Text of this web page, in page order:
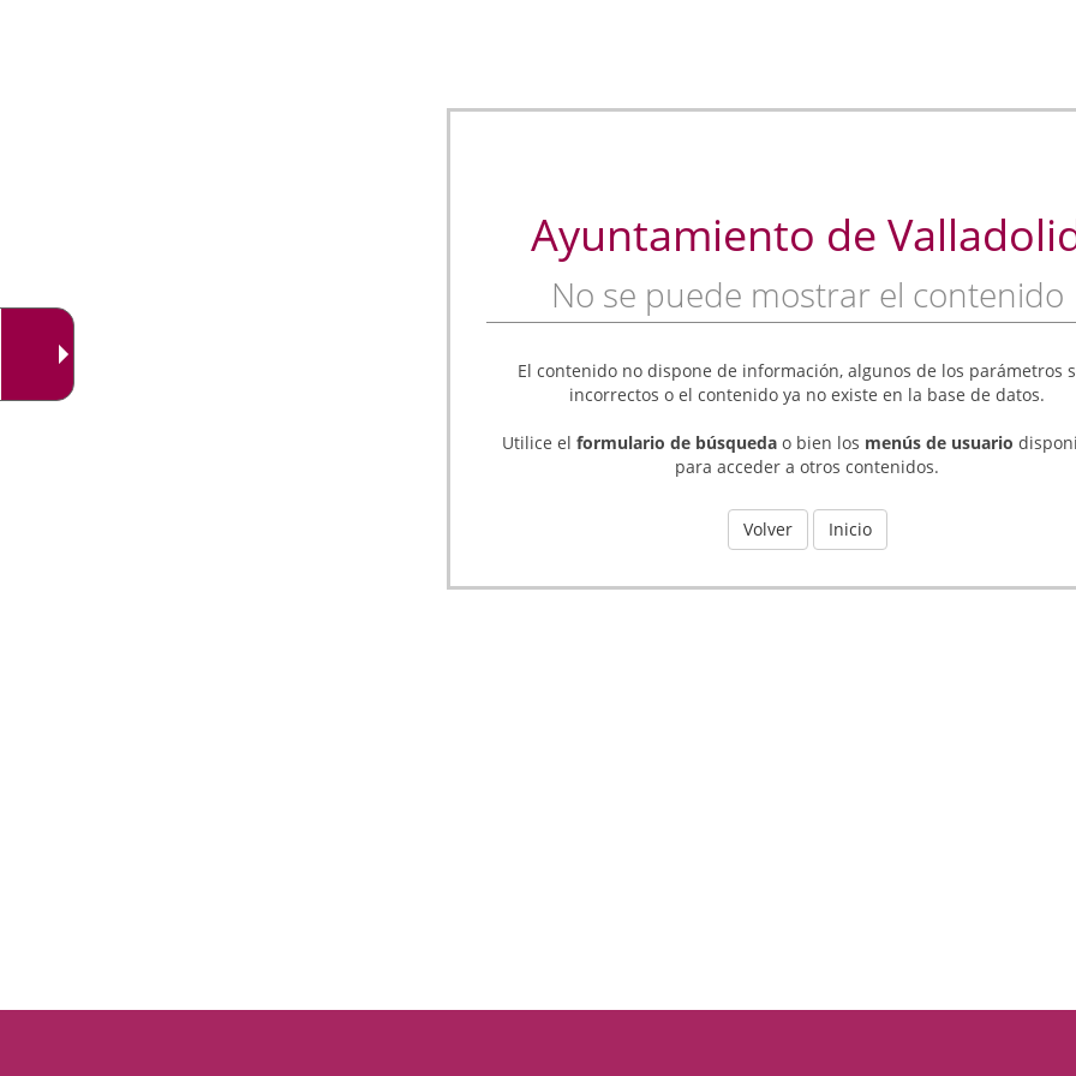
Ayuntamiento de
No se puede mostrar el contenido
El contenido no dispone de información, algunos de los parámetros
incorrectos o el contenido ya no existe en la base de datos.
Utilice el formulario de búsqueda o bien los menús de usuario
para acceder a otros contenidos.
Volver Inicio